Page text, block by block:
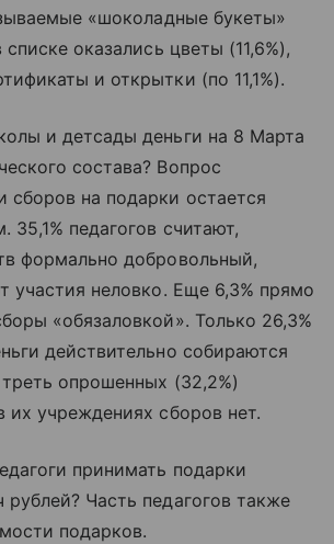
«шоколадные букеты»
оказались цветы (11,6%),
и открытки (по 11,1%).
и детсады деньги на 8 Марта
состава? Вопрос
сборов на подарки остается
35,1% педагогов считают,
формально добровольный,
участия неловко. Еще 6,3% прямо
«обязаловкой». Только 26,3%
действительно собираются
опрошенных (32,2%)
их учреждениях сборов нет.
принимать подарки
Часть педагогов также
подарков.